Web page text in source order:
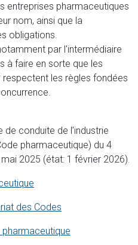
entreprises pharmaceutiques
nom, ainsi que la
obligations.
par l'intermédiaire
à faire en sorte que les
respectent les règles fondées
de conduite de l’industrie
pharmaceutique) du 4
2025 (état: 1 février 2026)
des Codes